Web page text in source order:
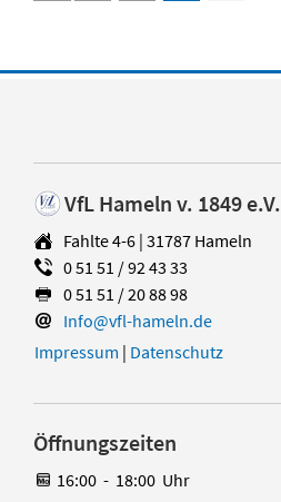
VfL Hameln v. 1849 e.V.
Fahlte 4-6 | 31787 Hameln
0 51 51 / 92 43 33
0 51 51 / 20 88 98
Info@vfl-hameln.de
Impressum | Datenschutz
Öffnungszeiten
16:00 - 18:00 Uhr